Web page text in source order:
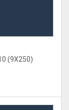
(9X250)